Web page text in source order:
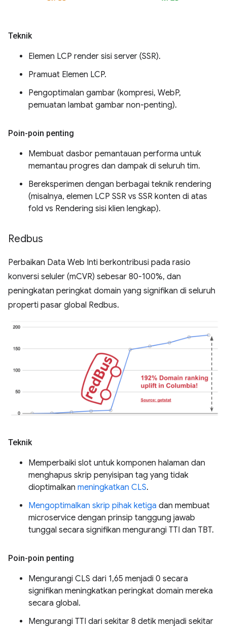
Teknik
Elemen LCP render sisi server (SSR).
Pramuat Elemen LCP.
Pengoptimalan gambar (kompresi, WebP,
pemuatan lambat gambar non-penting).
Poin-poin penting
Membuat dasbor pemantauan performa untuk
memantau progres dan dampak di seluruh tim.
Bereksperimen dengan berbagai teknik rendering
(misalnya, elemen LCP SSR vs SSR konten di atas
fold vs Rendering sisi klien lengkap).
Redbus
Perbaikan Data Web Inti berkontribusi pada rasio
konversi seluler (mCVR) sebesar 80-100%, dan
peningkatan peringkat domain yang signifikan di seluruh
properti pasar global Redbus.
Teknik
Memperbaiki slot untuk komponen halaman dan
menghapus skrip penyisipan tag yang tidak
dioptimalkan meningkatkan CLS.
Mengoptimalkan skrip pihak ketiga dan membuat
microservice dengan prinsip tanggung jawab
tunggal secara signifikan mengurangi TTI dan TBT.
Poin-poin penting
Mengurangi CLS dari 1,65 menjadi 0 secara
signifikan meningkatkan peringkat domain mereka
secara global.
Mengurangi TTI dari sekitar 8 detik menjadi sekitar